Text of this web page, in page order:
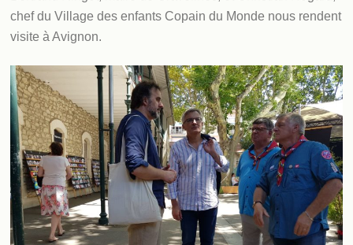
chef du Village des enfants Copain du Monde nous rendent
visite à Avignon.